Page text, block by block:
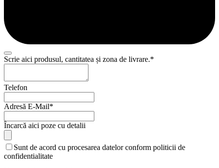
Scrie aici produsul, cantitatea și zona de livrare.*
Telefon
Adresă E-Mail*
Email
Address
Încarcă aici poze cu detalii
Sunt de acord cu procesarea datelor conform politicii de
confidentialitate